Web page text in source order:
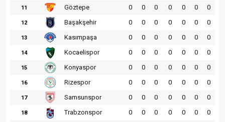
11 Göztepe 0 0 0 0 0 0 0
12 Başakşehir 0 0 0 0 0 0 0
13 Kasımpaşa 0 0 0 0 0 0 0
14 Kocaelispor 0 0 0 0 0 0 0
15 Konyaspor 0 0 0 0 0 0 0
16 Rizespor 0 0 0 0 0 0 0
17 Samsunspor 0 0 0 0 0 0 0
18 Trabzonspor 0 0 0 0 0 0 0